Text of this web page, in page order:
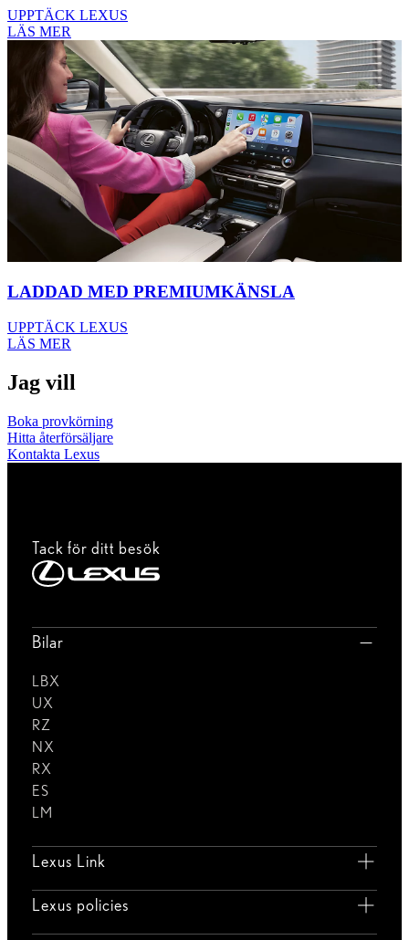
UPPTÄCK LEXUS
LÄS MER
LADDAD MED PREMIUMKÄNSLA
UPPTÄCK LEXUS
LÄS MER
Jag vill
Boka provkörning
Hitta återförsäljare
Kontakta Lexus
Tack för ditt besök
Bilar
LBX
UX
RZ
NX
RX
ES
LM
Lexus Link
Lexus policies